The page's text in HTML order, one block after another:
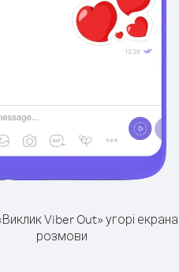
Viber Out» угорі екрана
розмови